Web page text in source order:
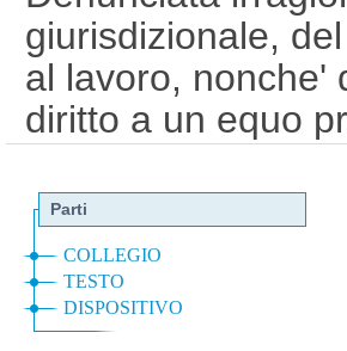
giurisdizionale,
al lavoro, nonche'
diritto a un equo
Inammissibilita'
Spese
conciliativa o
domanda in